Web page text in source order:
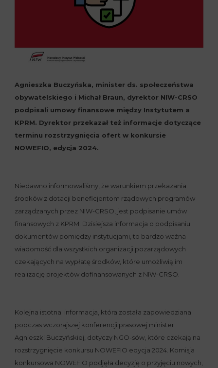
Agnieszka Buczyńska, minister ds. społeczeństwa
obywatelskiego i Michał Braun, dyrektor NIW-CRSO
podpisali umowy finansowe między Instytutem a
KPRM. Dyrektor przekazał też informacje dotyczące
terminu rozstrzygnięcia ofert w konkursie
NOWEFIO, edycja 2024.
Niedawno informowaliśmy, że warunkiem przekazania
środków z dotacji beneficjentom rządowych programów
zarządzanych przez NIW-CRSO, jest podpisanie umów
finansowych z KPRM. Dzisiejsza informacja o podpisaniu
dokumentów pomiędzy instytucjami, to bardzo ważna
wiadomość dla wszystkich organizacji pozarządowych
czekających na wypłatę środków, które umożliwią im
realizację projektów dofinansowanych z NIW-CRSO.
Kolejna istotna informacja, która została zapowiedziana
podczas wczorajszej konferencji prasowej minister
Agnieszki Buczyńskiej, dotyczy NGO-sów, które czekają na
rozstrzygnięcie konkursu NOWEFIO edycja 2024. Komisja
konkursowa NOWEFIO podjęła decyzję o przyjęciu nowych,